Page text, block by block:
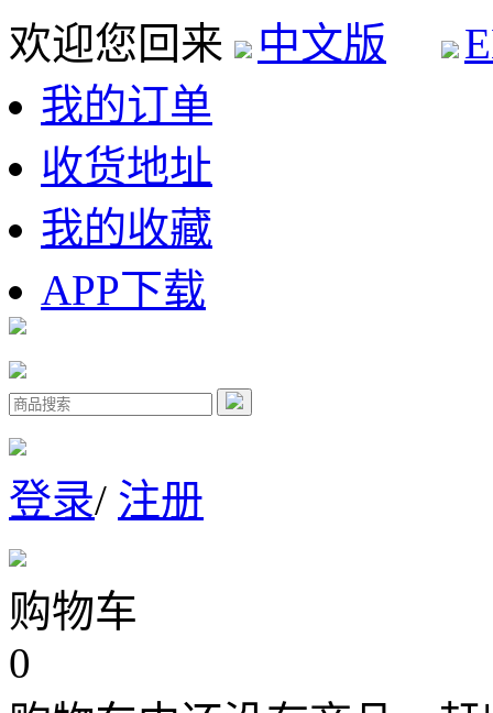
欢迎您回来 中文版
我的订单
收货地址
我的收藏
APP下载
登录/ 注册
购物车
0